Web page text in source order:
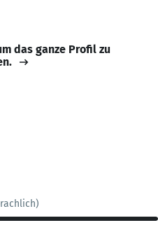
das ganze Profil zu